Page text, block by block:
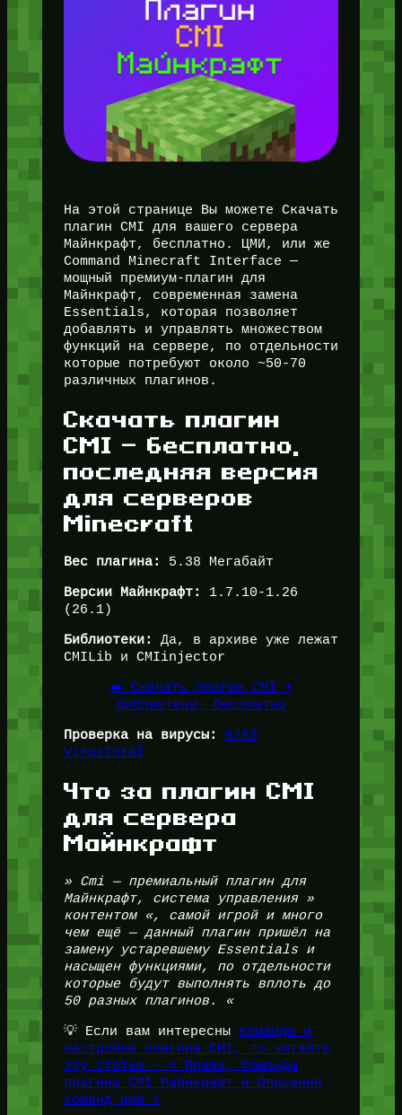
На этой странице Вы можете Скачать
плагин CMI для вашего сервера
Майнкрафт, бесплатно. ЦМИ, или же
Command Minecraft Interface —
мощный премиум-плагин для
Майнкрафт, современная замена
Essentials, которая позволяет
добавлять и управлять множеством
функций на сервере, по отдельности
которые потребуют около ~50-70
различных плагинов.
Скачать плагин
CMI — бесплатно,
последняя версия
для серверов
Minecraft
Вес плагина: 5.38 Мегабайт
Версии Майнкрафт:
1.7.10-1.26
(26.1)
Библиотеки:
Да, в архиве уже лежат
CMILib и CMIinjector
➡️ Скачать плагин CMI +
библиотеки, бесплатно
Проверка на вирусы:
0/63
VirusTotal
Что за плагин CMI
для сервера
Майнкрафт
» Cmi — премиальный плагин для
Майнкрафт, система управления »
контентом «, самой игрой и много
чем ещё — данный плагин пришёл на
замену устаревшему Essentials и
насыщен функциями, по отдельности
которые будут выполнять вплоть до
50 разных плагинов. «
💡 Если вам интересны команды и
настройка плагина CMI, то читайте
эту статью — » Права, Команды
плагина CMI Майнкрафт и Описания
команд цми «